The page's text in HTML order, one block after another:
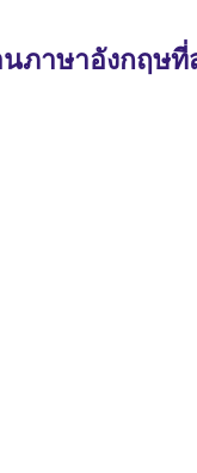
ภาษาอังกฤษ